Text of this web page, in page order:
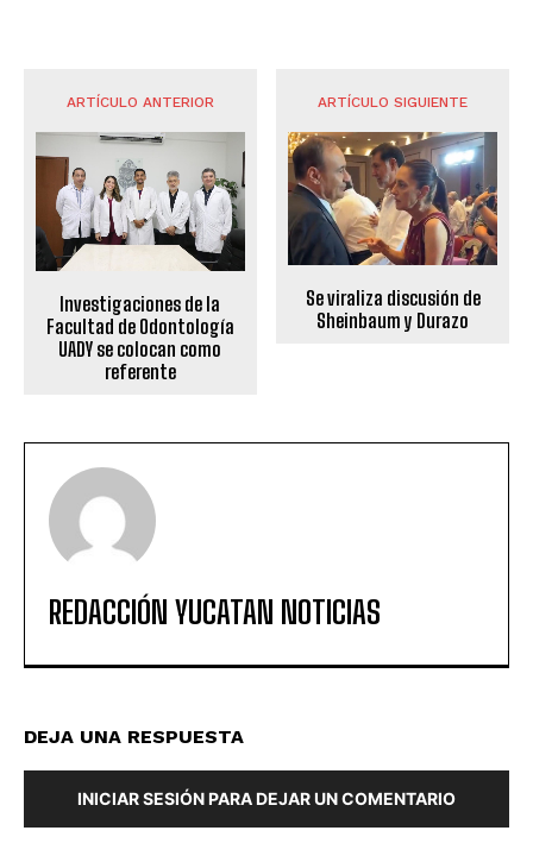
ARTÍCULO ANTERIOR
Investigaciones de la
Facultad de Odontología
UADY se colocan como
referente
ARTÍCULO SIGUIENTE
Se viraliza discusión de
Sheinbaum y Durazo
REDACCIÓN YUCATAN NOTICIAS
DEJA UNA RESPUESTA
INICIAR SESIÓN PARA DEJAR UN COMENTARIO